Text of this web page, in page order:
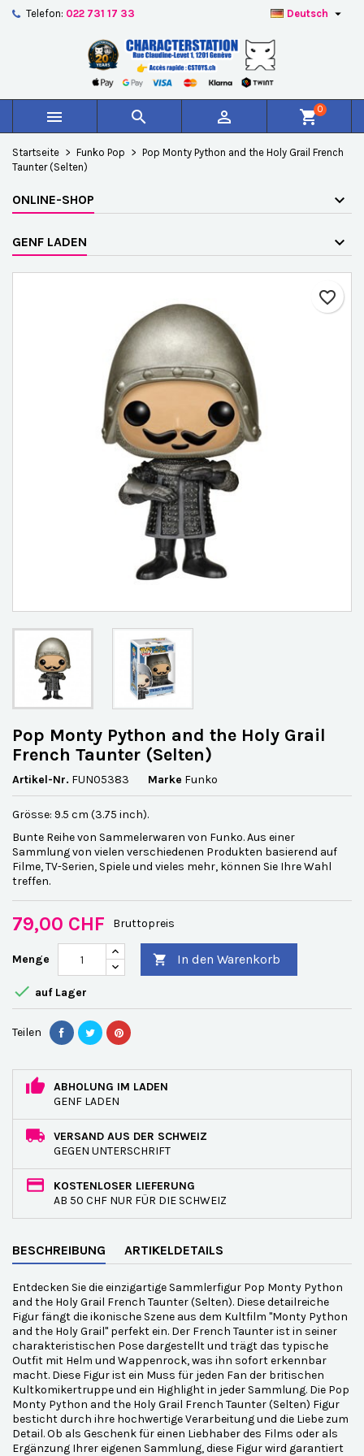
Telefon: 022 731 17 33 Deutsch 
   shopping_cart0
Startseite Funko Pop
Pop Monty Python and the Holy Grail French
Taunter (Selten)
ONLINE-SHOP
GENF LADEN
favorite_border
Pop Monty Python and the Holy Grail
French Taunter (Selten)
Artikel-Nr. FUN05383 Marke Funko
Grösse: 9.5 cm (3.75 inch).
Bunte Reihe von Sammelerwaren von Funko. Aus einer
Sammlung von vielen verschiedenen Produkten basierend auf
Filme, TV-Serien, Spiele und vieles mehr, können Sie Ihre Wahl
treffen.
79,00 CHF Bruttopreis
Menge  In den Warenkorb
 auf Lager
Teilen
ABHOLUNG IM LADEN
GENF LADEN
VERSAND AUS DER SCHWEIZ
GEGEN UNTERSCHRIFT
KOSTENLOSER LIEFERUNG
AB 50 CHF NUR FÜR DIE SCHWEIZ
BESCHREIBUNG ARTIKELDETAILS
Entdecken Sie die einzigartige Sammlerfigur Pop Monty Python
and the Holy Grail French Taunter (Selten). Diese detailreiche
Figur fängt die ikonische Szene aus dem Kultfilm "Monty Python
and the Holy Grail" perfekt ein. Der French Taunter ist in seiner
charakteristischen Pose dargestellt und trägt das typische
Outfit mit Helm und Wappenrock, was ihn sofort erkennbar
macht. Diese Figur ist ein Muss für jeden Fan der britischen
Kultkomikertruppe und ein Highlight in jeder Sammlung. Die Pop
Monty Python and the Holy Grail French Taunter (Selten) Figur
besticht durch ihre hochwertige Verarbeitung und die Liebe zum
Detail. Ob als Geschenk für einen Liebhaber des Films oder als
Ergänzung Ihrer eigenen Sammlung, diese Figur wird garantiert
Create new list
Name der Wunschliste
Abbrechen Wunschliste erstellen
Sie müssen angemeldet sein, um Artikel Ihrer
Wunschliste hinzufügen zu können.